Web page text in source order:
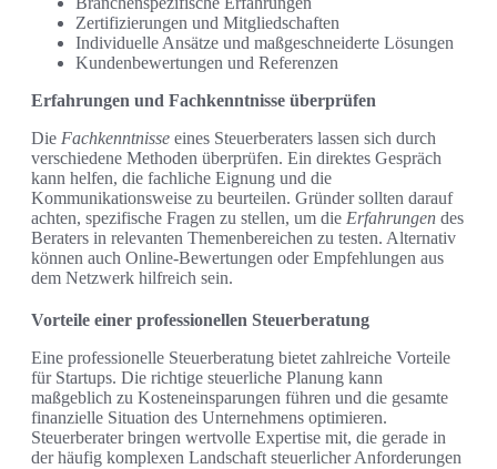
Zertifizierungen und Mitgliedschaften
Individuelle Ansätze und maßgeschneiderte Lösungen
Kundenbewertungen und Referenzen
Erfahrungen und Fachkenntnisse überprüfen
Die Fachkenntnisse eines Steuerberaters lassen sich durch
verschiedene Methoden überprüfen. Ein direktes Gespräch
kann helfen, die fachliche Eignung und die
Kommunikationsweise zu beurteilen. Gründer sollten darauf
achten, spezifische Fragen zu stellen, um die Erfahrungen des
Beraters in relevanten Themenbereichen zu testen. Alternativ
können auch Online-Bewertungen oder Empfehlungen aus
dem Netzwerk hilfreich sein.
Vorteile einer professionellen Steuerberatung
Eine professionelle Steuerberatung bietet zahlreiche Vorteile
für Startups. Die richtige steuerliche Planung kann
maßgeblich zu Kosteneinsparungen führen und die gesamte
finanzielle Situation des Unternehmens optimieren.
Steuerberater bringen wertvolle Expertise mit, die gerade in
der häufig komplexen Landschaft steuerlicher Anforderungen